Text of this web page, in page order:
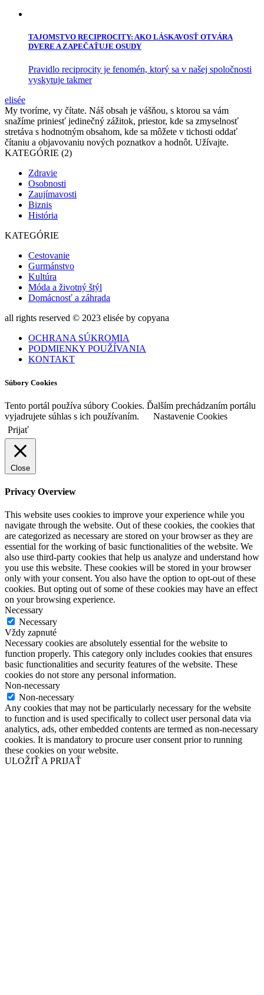
TAJOMSTVO RECIPROCITY: AKO LÁSKAVOSŤ OTVÁRA
DVERE A ZAPEČAŤUJE OSUDY
Pravidlo reciprocity je fenomén, ktorý sa v našej spoločnosti
vyskytuje takmer
elisée
My tvoríme, vy čítate. Náš obsah je vášňou, s ktorou sa vám
snažíme priniesť jedinečný zážitok, priestor, kde sa zmyselnosť
stretáva s hodnotným obsahom, kde sa môžete v tichosti oddať
čítaniu a objavovaniu nových poznatkov a hodnôt. Užívajte.
KATEGÓRIE (2)
Zdravie
Osobnosti
Zaujímavosti
Biznis
História
KATEGÓRIE
Cestovanie
Gurmánstvo
Kultúra
Móda a životný štýl
Domácnosť a záhrada
all rights reserved © 2023 elisée by copyana
OCHRANA SÚKROMIA
PODMIENKY POUŽÍVANIA
KONTAKT
Súbory Cookies
Tento portál používa súbory Cookies. Ďalším prechádzaním portálu
vyjadrujete súhlas s ich používaním.
Nastavenie Cookies
Prijať
Close
Privacy Overview
This website uses cookies to improve your experience while you
navigate through the website. Out of these cookies, the cookies that
are categorized as necessary are stored on your browser as they are
essential for the working of basic functionalities of the website. We
also use third-party cookies that help us analyze and understand how
you use this website. These cookies will be stored in your browser
only with your consent. You also have the option to opt-out of these
cookies. But opting out of some of these cookies may have an effect
on your browsing experience.
Necessary
Necessary
Vždy zapnuté
Necessary cookies are absolutely essential for the website to
function properly. This category only includes cookies that ensures
basic functionalities and security features of the website. These
cookies do not store any personal information.
Non-necessary
Non-necessary
Any cookies that may not be particularly necessary for the website
to function and is used specifically to collect user personal data via
analytics, ads, other embedded contents are termed as non-necessary
cookies. It is mandatory to procure user consent prior to running
these cookies on your website.
ULOŽIŤ A PRIJAŤ